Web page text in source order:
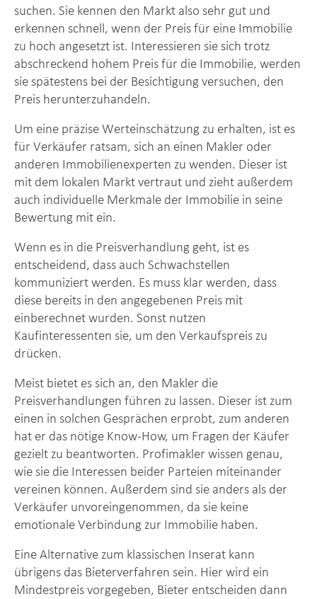
suchen. Sie kennen den Markt also sehr gut und
erkennen schnell, wenn der Preis für eine Immobilie
zu hoch angesetzt ist. Interessieren sie sich trotz
abschreckend hohem Preis für die Immobilie, werden
sie spätestens bei der Besichtigung versuchen, den
Preis herunterzuhandeln.
Um eine präzise Werteinschätzung zu erhalten, ist es
für Verkäufer ratsam, sich an einen Makler oder
anderen Immobilienexperten zu wenden. Dieser ist
mit dem lokalen Markt vertraut und zieht außerdem
auch individuelle Merkmale der Immobilie in seine
Bewertung mit ein.
Wenn es in die Preisverhandlung geht, ist es
entscheidend, dass auch Schwachstellen
kommuniziert werden. Es muss klar werden, dass
diese bereits in den angegebenen Preis mit
einberechnet wurden. Sonst nutzen
Kaufinteressenten sie, um den Verkaufspreis zu
drücken.
Meist bietet es sich an, den Makler die
Preisverhandlungen führen zu lassen. Dieser ist zum
einen in solchen Gesprächen erprobt, zum anderen
hat er das nötige Know-How, um Fragen der Käufer
gezielt zu beantworten. Profimakler wissen genau,
wie sie die Interessen beider Parteien miteinander
vereinen können. Außerdem sind sie anders als der
Verkäufer unvoreingenommen, da sie keine
emotionale Verbindung zur Immobilie haben.
Eine Alternative zum klassischen Inserat kann
übrigens das Bieterverfahren sein. Hier wird ein
Mindestpreis vorgegeben, Bieter entscheiden dann